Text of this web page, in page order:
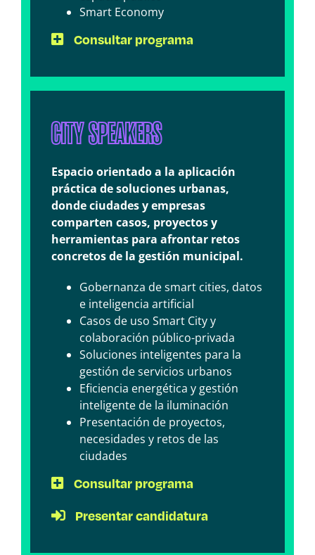
Smart Economy
Consultar programa
CITY SPEAKERS
Espacio orientado a la aplicación
práctica de soluciones urbanas,
donde ciudades y empresas
comparten casos, proyectos y
herramientas para afrontar retos
concretos de la gestión municipal.
Gobernanza de smart cities, datos
e inteligencia artificial
Casos de uso Smart City y
colaboración público-privada
Soluciones inteligentes para la
gestión de servicios urbanos
Eficiencia energética y gestión
inteligente de la iluminación
Presentación de proyectos,
necesidades y retos de las
ciudades
Consultar programa
Presentar candidatura